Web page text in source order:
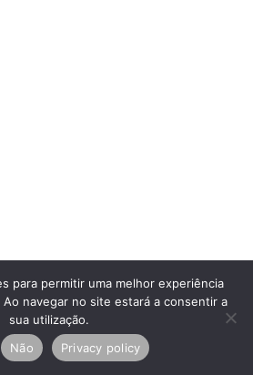
para permitir uma melhor experiência
navegar no site estará a consentir a
sua utilização.
Não Privacy policy